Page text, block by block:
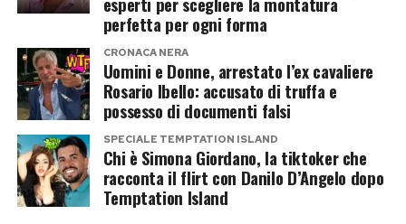
Sui social la polemica si ritorce
contro il braccio destro di Musk
Le parole di Stroppa, però, non hanno affatto
spento la discussione. Anzi. Molti utenti hanno
ricordato come lo stesso referente italiano di
Musk fosse già finito al centro di controversie
per alcune sue prese di posizione in difesa
perfetta per ogni forma
CRONACA NERA
Uomini e Donne, arrestato l’ex cavaliere
Rosario Ibello: accusato di truffa e
possesso di documenti falsi
SPECIALE TEMPTATION ISLAND
Chi è Simona Giordano, la tiktoker che
racconta il flirt con Danilo D’Angelo dopo
Temptation Island